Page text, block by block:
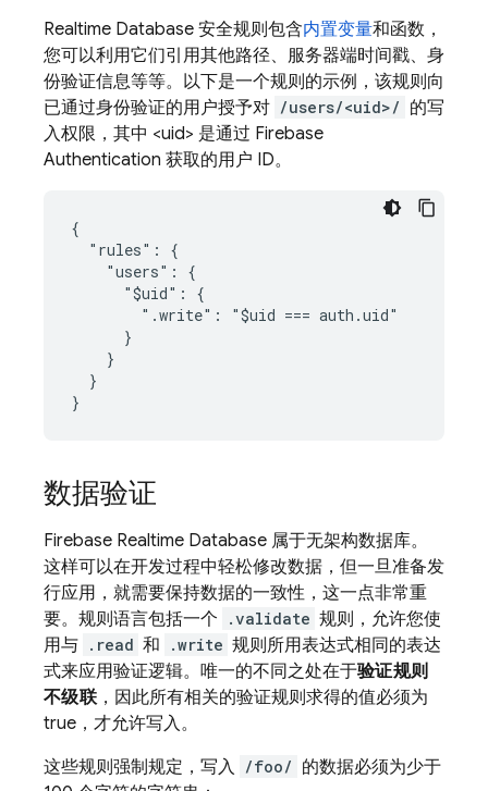
Realtime Database 安全规则包含内置变量和函数，
您可以利用它们引用其他路径、服务器端时间戳、身
份验证信息等等。以下是一个规则的示例，该规则向
已通过身份验证的用户授予对 /users/<uid>/ 的写
入权限，其中 <uid> 是通过 Firebase
Authentication 获取的用户 ID。
{
  "rules": {
    "users": {
      "$uid": {
        ".write": "$uid === auth.uid"
      }
    }
  }
}
数据验证
Firebase Realtime Database 属于无架构数据库。
这样可以在开发过程中轻松修改数据，但一旦准备发
行应用，就需要保持数据的一致性，这一点非常重
要。规则语言包括一个
.validate 规则，允许您使
用与 .read 和 .write 规则所用表达式相同的表达
式来应用验证逻辑。唯一的不同之处在于验证规则
不级联，因此所有相关的验证规则求得的值必须为
true，才允许写入。
这些规则强制规定，写入 /foo/ 的数据必须为少于